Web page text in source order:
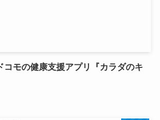
モの健康支援アプリ『カラダのキ